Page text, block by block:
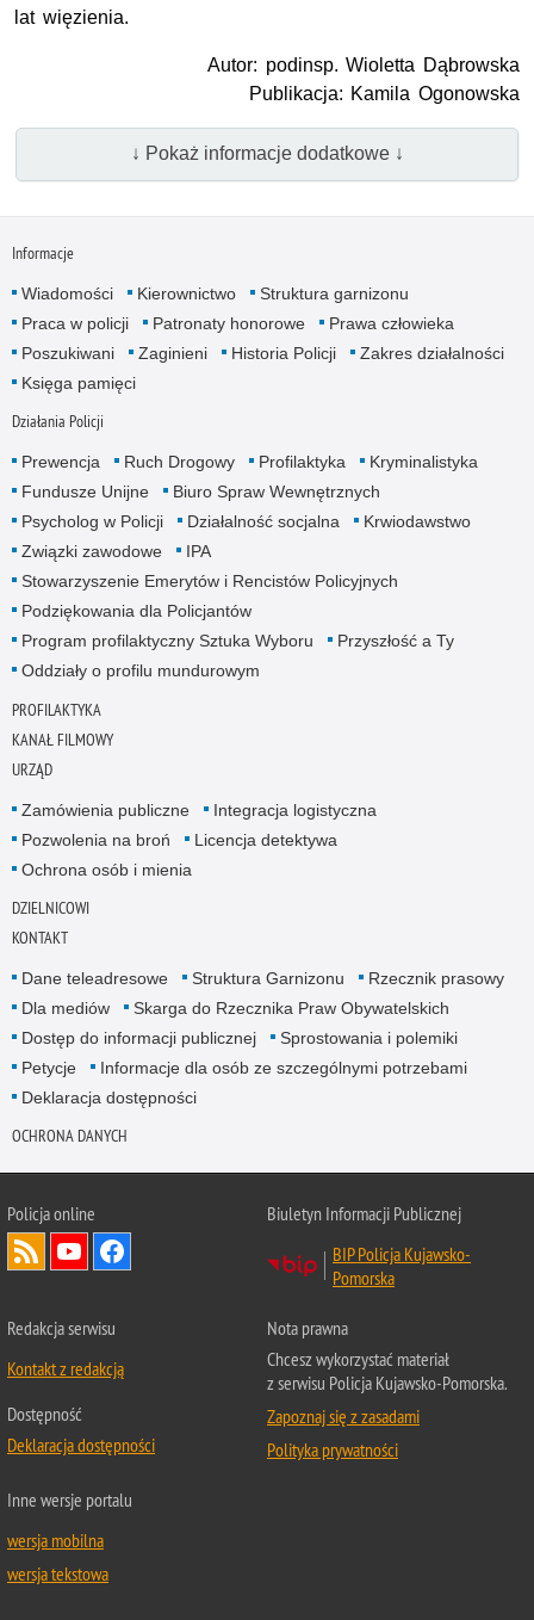
lat więzienia.
Autor: podinsp. Wioletta Dąbrowska
Publikacja: Kamila Ogonowska
↓ Pokaż informacje dodatkowe ↓
Informacje
Wiadomości Kierownictwo
Struktura garnizonu
Praca w policji
Patronaty honorowe
Prawa człowieka
Poszukiwani
Zaginieni Historia Policji
Zakres działalności
Księga pamięci
Działania Policji
Prewencja Ruch Drogowy Profilaktyka
Kryminalistyka
Fundusze Unijne
Biuro Spraw Wewnętrznych
Psycholog w Policji
Działalność socjalna
Krwiodawstwo
Związki zawodowe
IPA
Stowarzyszenie Emerytów i Rencistów Policyjnych
Podziękowania dla Policjantów
Program profilaktyczny Sztuka Wyboru
Przyszłość a Ty
Oddziały o profilu mundurowym
PROFILAKTYKA
KANAŁ FILMOWY
URZĄD
Zamówienia publiczne
Integracja logistyczna
Pozwolenia na broń
Licencja detektywa
Ochrona osób i mienia
DZIELNICOWI
KONTAKT
Dane teleadresowe Struktura Garnizonu
Rzecznik prasowy
Dla mediów
Skarga do Rzecznika Praw Obywatelskich
Dostęp do informacji publicznej
Sprostowania i polemiki
Petycje
Informacje dla osób ze szczególnymi potrzebami
Deklaracja dostępności
OCHRONA DANYCH
Policja online
Biuletyn Informacji Publicznej
BIP Policja Kujawsko-
Pomorska
Redakcja serwisu
Kontakt z redakcją
Dostępność
Deklaracja dostępności
Nota prawna
Chcesz wykorzystać materiał
z serwisu Policja Kujawsko-Pomorska.
Zapoznaj się z zasadami
Polityka prywatności
Inne wersje portalu
wersja mobilna
wersja tekstowa